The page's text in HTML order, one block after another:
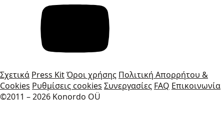
Σχετικά Press KitΌροι χρήσης Πολιτική Απορρήτου &
Cookies Ρυθμίσεις cookies Συνεργασίες FAQ Επικοινωνία
©2011 – 2026 Konordo OÜ